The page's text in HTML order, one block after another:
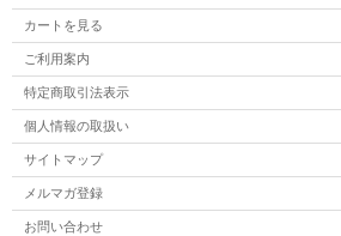
カートを見る
ご利用案内
特定商取引法表示
個人情報の取扱い
サイトマップ
メルマガ登録
お問い合わせ